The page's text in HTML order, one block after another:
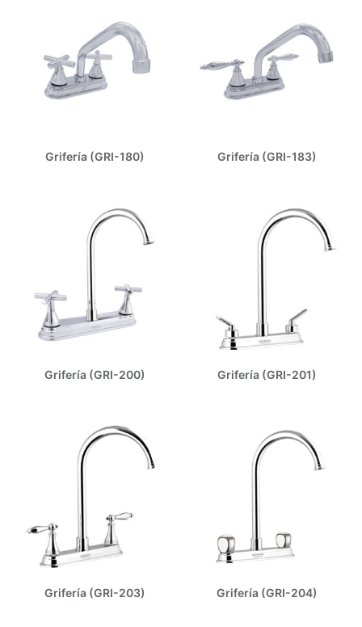
Grifería (GRI-180) Grifería (GRI-183)
Grifería (GRI-200) Grifería (GRI-201)
Grifería (GRI-203) Grifería (GRI-204)